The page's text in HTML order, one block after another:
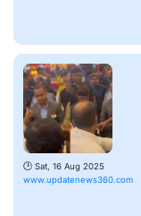
🕑 Sat, 16 Aug 2025
www.updatenews360.com